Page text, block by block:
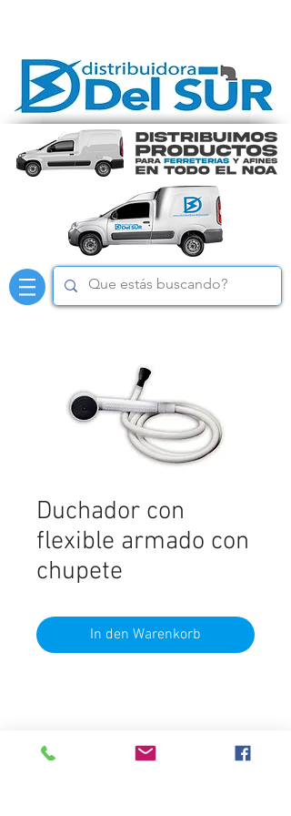
Duchador con
flexible armado con
chupete
In den Warenkorb
Material